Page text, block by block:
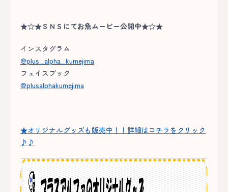
★☆★ＳＮＳにてお魚ムービー公開中★☆★
インスタグラム
@plus_alpha_kumejima
フェイスブック
@plusalphakumejima
★オリジナルグッズも販売中！！詳細はコチラをクリック
♪♪